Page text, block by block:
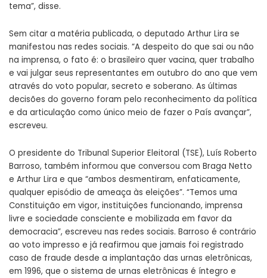
tema”, disse.
Sem citar a matéria publicada, o deputado Arthur Lira se
manifestou nas redes sociais. “A despeito do que sai ou não
na imprensa, o fato é: o brasileiro quer vacina, quer trabalho
e vai julgar seus representantes em outubro do ano que vem
através do voto popular, secreto e soberano. As últimas
decisões do governo foram pelo reconhecimento da política
e da articulação como único meio de fazer o País avançar”,
escreveu.
O presidente do Tribunal Superior Eleitoral (TSE), Luís Roberto
Barroso, também informou que conversou com Braga Netto
e Arthur Lira e que “ambos desmentiram, enfaticamente,
qualquer episódio de ameaça às eleições”. “Temos uma
Constituição em vigor, instituições funcionando, imprensa
livre e sociedade consciente e mobilizada em favor da
democracia”, escreveu nas redes sociais. Barroso é contrário
ao voto impresso e já reafirmou que jamais foi registrado
caso de fraude desde a implantação das urnas eletrônicas,
em 1996, que o sistema de urnas eletrônicas é íntegro e